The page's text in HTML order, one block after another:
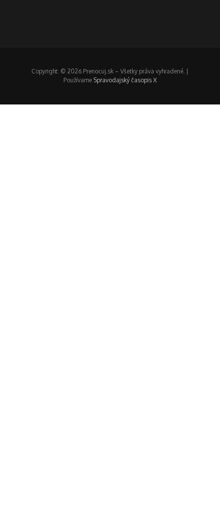
Copyright: © 2026 Prenocuj.sk – Všetky práva vyhradené. |
Používame Spravodajský časopis X